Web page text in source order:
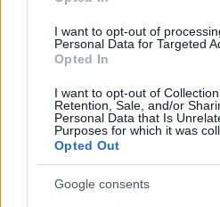
I want to opt-out of
Personal Data for Targeted
Opted In
I want to opt-out of
Retention, Sale, and/or
Personal Data that Is
Purposes for which it was
Opted Out
Google consents
Megérkezett a folytatása a
bestseller Madarak a
készült Sandra Bullock
mi történt Malorie-vel és a
túlélték az utat a folyón.
robbant be a…